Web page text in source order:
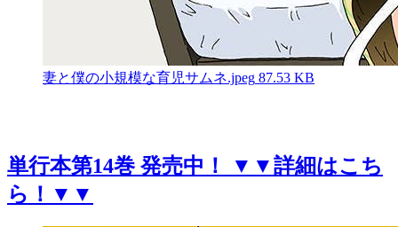
妻と僕の小規模な育児サムネ.jpeg 87.53 KB
単行本第14巻 発売中！ ▼▼詳細はこち
ら！▼▼